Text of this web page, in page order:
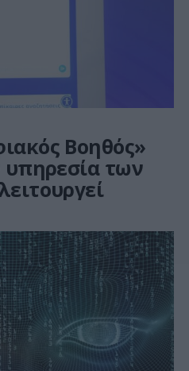
Βοηθός»
υπηρεσία των